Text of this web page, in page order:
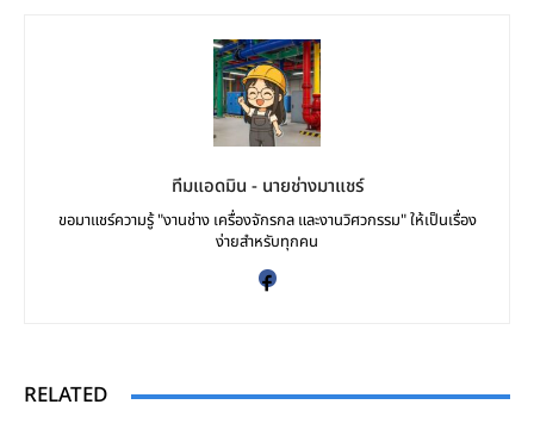
ทีมแอดมิน - นายช่างมาแชร์
ขอมาแชร์ความรู้ "งานช่าง เครื่องจักรกล และงานวิศวกรรม" ให้เป็นเรื่อง
ง่ายสำหรับทุกคน
RELATED